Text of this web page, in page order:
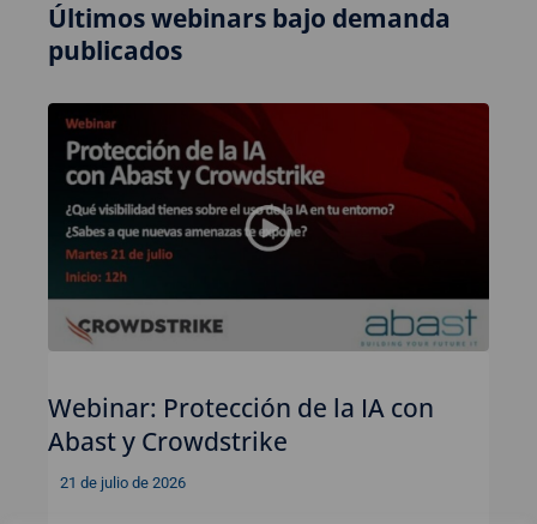
Últimos webinars bajo demanda
publicados
Webinar: Protección de la IA con
Abast y Crowdstrike
21 de julio de 2026